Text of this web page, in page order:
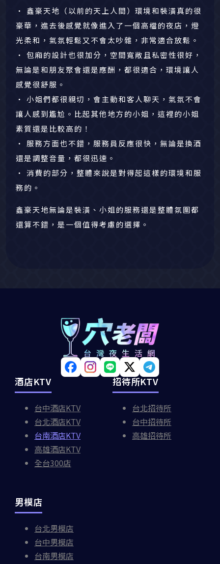
• 鑫豪天地（以前的天上人間）環境和裝潢真的很
豪華，進去後感覺就像進入了一個高檔的夜店，燈
光柔和，氣氛輕鬆又不會太吵雜，非常適合放鬆。
• 包廂的設計也很加分，空間寬敞且私密性很好，
無論是和朋友聚會還是應酬，都很適合，環境讓人
感覺很舒服。
• 小姐們都很親切，會主動和客人聊天，氣氛不會
讓人感到尷尬。比起其他地方的小姐，這裡的小姐
素質還是比較高的！
• 服務方面也不錯，服務員反應很快，無論是換酒
還是調整音量，都很迅速。
• 消費的部分，整體來說是對得起這樣的環境和服
務的。
鑫豪天地無論是裝潢、小姐的服務還是整體氛圍都
還算不錯，是一個值得考慮的選擇。
酒店KTV
台中酒店KTV
台北酒店KTV
台南酒店KTV
高雄酒店KTV
全台300店
招待所KTV
台北招待所
台中招待所
高雄招待所
男模店
台北男模店
台中男模店
台南男模店